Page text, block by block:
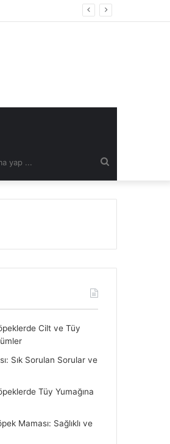
yap
Cilt ve Tüy
Sık Sorulan Sorular ve
Tüy Yumağına
Maması: Sağlıklı ve